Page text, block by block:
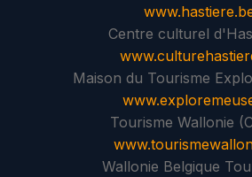
Centre culturel
Maison du Tourisme
Tourisme Wallonie
Wallonie Belgique